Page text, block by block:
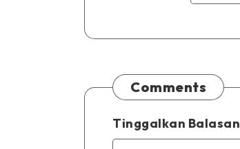
Comments
Tinggalkan Balasan